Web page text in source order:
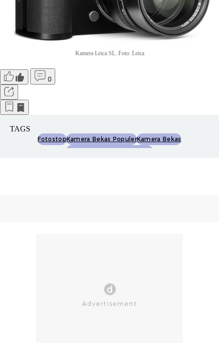
Kamera Leica SL. Foto: Leica
0
TAGS
FotostopKamera Bekas PopulerKamera Bekas
Kamera Bekas Populer 2022